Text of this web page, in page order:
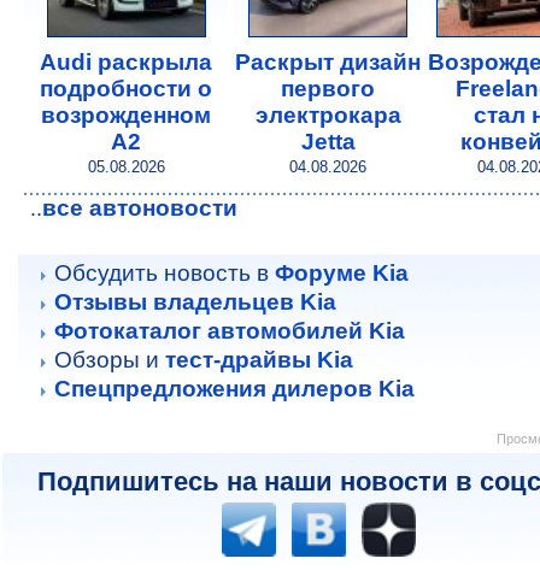
Audi раскрыла
подробности о
возрожденном
A2
05.08.2026
Раскрыт дизайн
первого
электрокара
Jetta
04.08.2026
стал
..все автоновости
Обсудить новость в Форуме Kia
Отзывы владельцев Kia
Фотокаталог автомобилей Kia
Обзоры и тест-драйвы Kia
Спецпредложения дилеров Kia
Подпишитесь на наши новости в